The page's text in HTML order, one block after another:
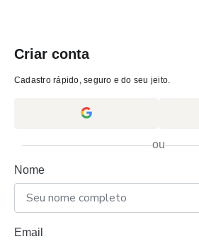
Criar conta
Cadastro rápido, seguro e do seu jeito.
ou
Nome
Email